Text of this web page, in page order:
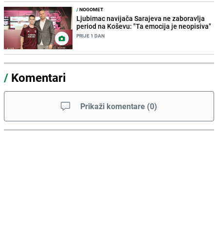
/NOGOMET
Ljubimac navijača Sarajeva ne zaboravlja
period na Koševu: "Ta emocija je neopisiva"
PRIJE 1 DAN
/ Komentari
Prikaži komentare (0)